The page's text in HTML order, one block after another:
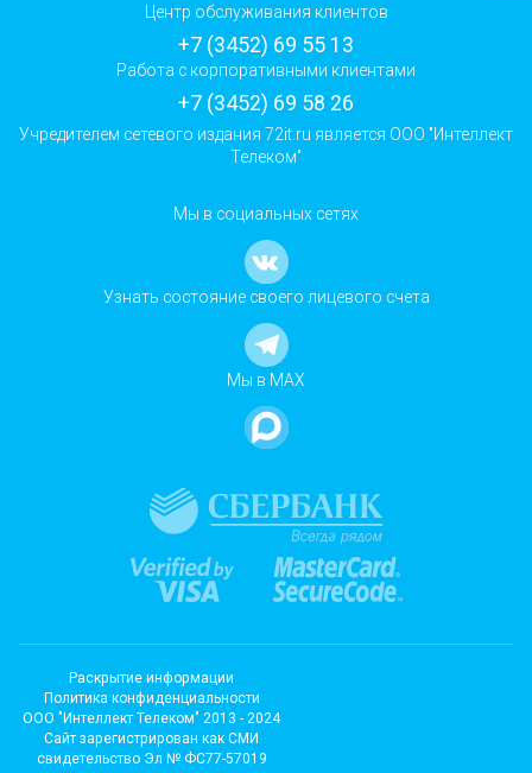
Центр обслуживания клиентов
+7 (3452) 69 55 13
Работа с корпоративными клиентами
+7 (3452) 69 58 26
Учредителем сетевого издания 72it.ru является ООО "Интеллект
Телеком"
Мы в социальных сетях
Узнать состояние своего лицевого счета
Мы в MAX
Раскрытие информации
Политика конфиденциальности
ООО "Интеллект Телеком" 2013 - 2024
Cайт зарегистрирован как СМИ
свидетельство Эл № ФС77-57019